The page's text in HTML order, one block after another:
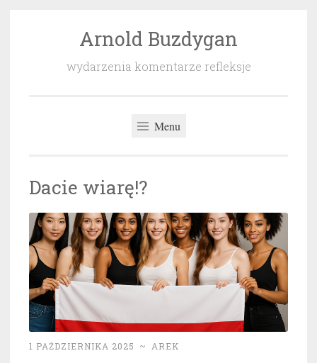
Arnold Buzdygan
wydarzenia komentarze refleksje
Menu
Dacie wiarę!?
1 PAŹDZIERNIKA 2025 ~ AREK